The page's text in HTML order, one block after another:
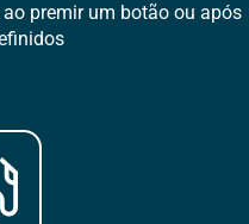
premir um botão ou após